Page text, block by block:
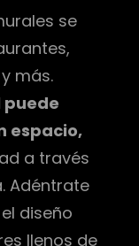
se
más.
puede
espacio,
a través
Adéntrate
diseño
llenos de